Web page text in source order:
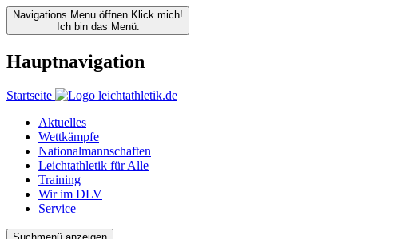
Navigations Menu öffnen Klick mich!
Ich bin das Menü.
Hauptnavigation
Startseite
Aktuelles
Wettkämpfe
Nationalmannschaften
Leichtathletik für Alle
Training
Wir im DLV
Service